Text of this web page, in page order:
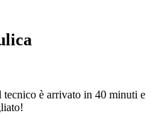
è arrivato in 40 minuti e